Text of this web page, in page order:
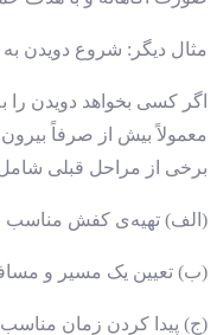
مثال دیگر: شروع دویدن
اگر کسی بخواهد دویدن را
معمولاً بیش از صرفاً
برخی از مراحل قبلی شامل
(الف) تهیه‌ی کفش مناسب
(ب) تعیین یک مسیر و
(ج) پیدا کردن زمان مناسب